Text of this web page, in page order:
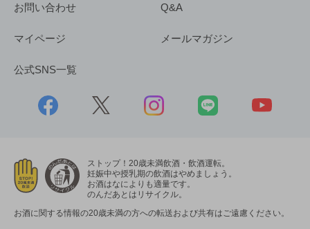
お問い合わせ Q&A
マイページ メールマガジン
公式SNS一覧
ストップ！20歳未満飲酒・飲酒運転。
妊娠中や授乳期の飲酒はやめましょう。
お酒はなによりも適量です。
のんだあとはリサイクル。
お酒に関する情報の20歳未満の方への転送および共有はご遠慮ください。